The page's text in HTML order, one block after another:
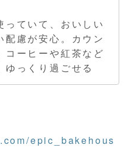
ていて、おいしい
配慮が安心。カウン
コーヒーや紅茶など
っくり過ごせる
epic_bakehous